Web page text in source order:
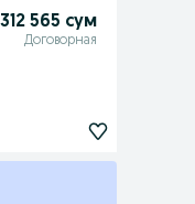
312 565 сум
Договорная